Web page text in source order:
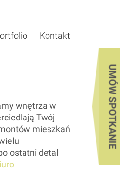
UMÓW SPOTKANIE
Kontakt
wnętrza w
Twój
mieszkań
ostatni detal